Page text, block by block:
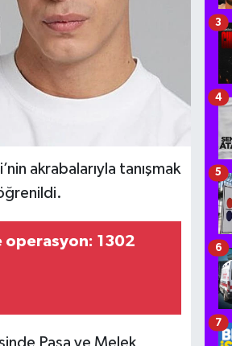
akrabalarıyla tanışmak
1302
Paşa ve Melek
3
4
5
6
7